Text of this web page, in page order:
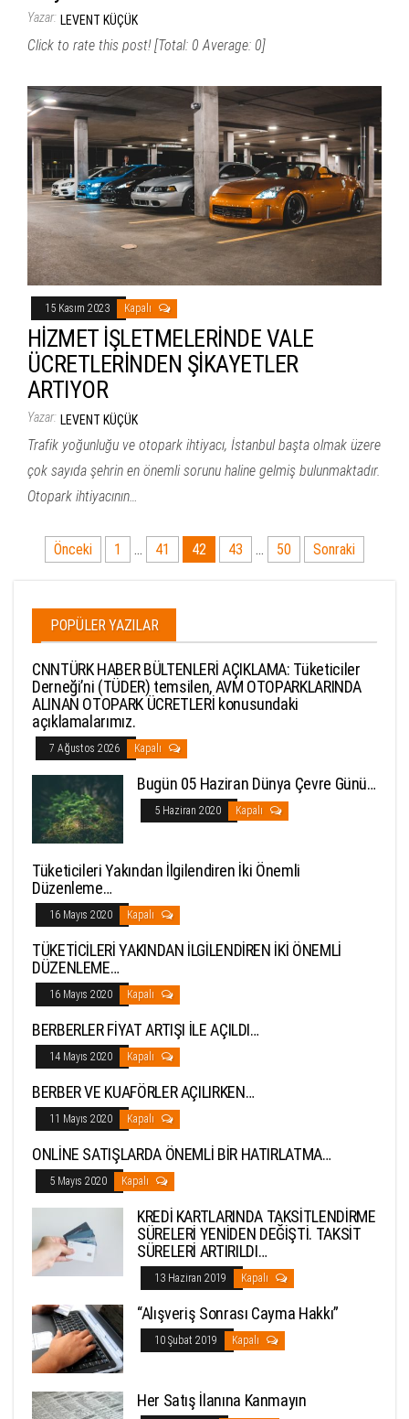
Yazar: LEVENT KÜÇÜK
Click to rate this post! [Total: 0 Average: 0]
15 Kasım 2023 Kapalı
HİZMET İŞLETMELERİNDE VALE
ÜCRETLERİNDEN ŞİKAYETLER
ARTIYOR
Yazar: LEVENT KÜÇÜK
Trafik yoğunluğu ve otopark ihtiyacı, İstanbul başta olmak üzere
çok sayıda şehrin en önemli sorunu haline gelmiş bulunmaktadır.
Otopark ihtiyacının…
YazıÖnceki 1 … 41 42 43 … 50 Sonraki
POPÜLER YAZILAR
CNNTÜRK HABER BÜLTENLERİ AÇIKLAMA: Tüketiciler
Derneği’ni (TÜDER) temsilen, AVM OTOPARKLARINDA
ALINAN OTOPARK ÜCRETLERİ konusundaki
açıklamalarımız.
7 Ağustos 2026 Kapalı
Bugün 05 Haziran Dünya Çevre Günü…
5 Haziran 2020 Kapalı
Tüketicileri Yakından İlgilendiren İki Önemli
Düzenleme…
16 Mayıs 2020 Kapalı
TÜKETİCİLERİ YAKINDAN İLGİLENDİREN İKİ ÖNEMLİ
DÜZENLEME…
16 Mayıs 2020 Kapalı
BERBERLER FİYAT ARTIŞI İLE AÇILDI…
14 Mayıs 2020 Kapalı
BERBER VE KUAFÖRLER AÇILIRKEN…
11 Mayıs 2020 Kapalı
ONLİNE SATIŞLARDA ÖNEMLİ BİR HATIRLATMA…
5 Mayıs 2020 Kapalı
KREDİ KARTLARINDA TAKSİTLENDİRME
SÜRELERİ YENİDEN DEĞİŞTİ. TAKSİT
SÜRELERİ ARTIRILDI…
13 Haziran 2019 Kapalı
“Alışveriş Sonrası Cayma Hakkı”
10 Şubat 2019 Kapalı
Her Satış İlanına Kanmayın